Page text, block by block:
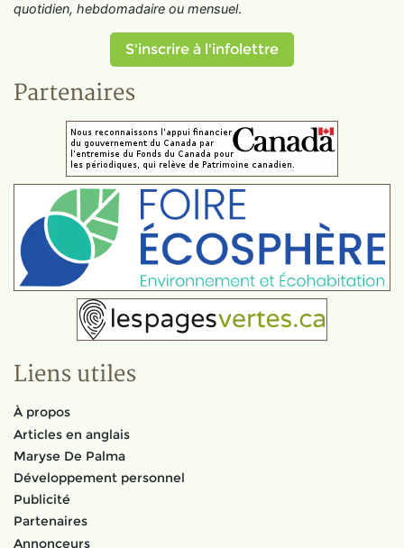
quotidien, hebdomadaire ou mensuel.
S'inscrire à l'infolettre
Partenaires
Liens utiles
À propos
Articles en anglais
Maryse De Palma
Développement personnel
Publicité
Partenaires
Annonceurs